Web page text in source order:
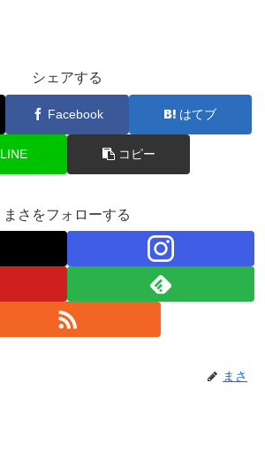
シェアする
Facebook はてブ
LINE コピー
まさをフォローする
まさ